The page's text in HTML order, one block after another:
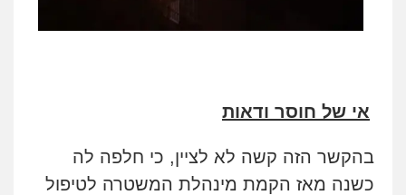
אי של חוסר ודאות
בהקשר הזה קשה לא לציין, כי חלפה לה
כשנה מאז הקמת מינהלת המשטרה לטיפול